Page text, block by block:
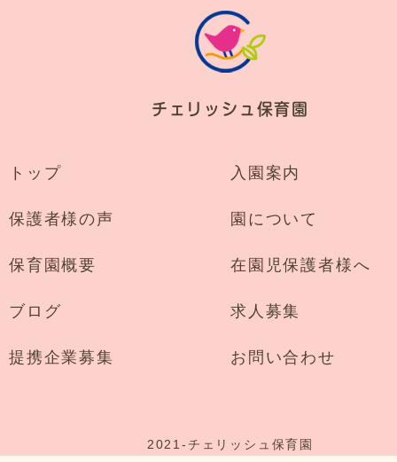
チェリッシュ保育園
トップ 入園案内
保護者様の声 園について
保育園概要 在園児保護者様へ
ブログ 求人募集
提携企業募集 お問い合わせ
2021-チェリッシュ保育園